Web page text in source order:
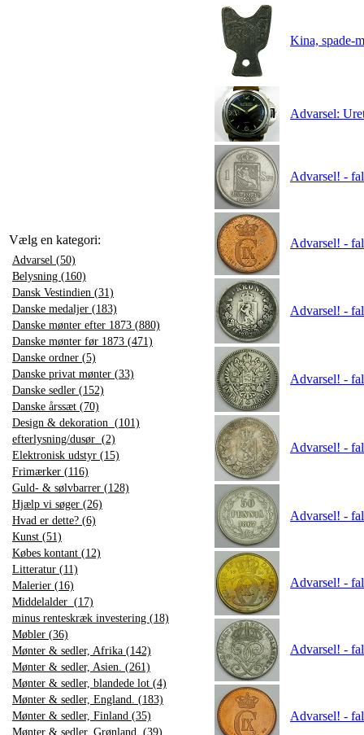
Vælg en kategori:
Advarsel (50)
Belysning (160)
Dansk Vestindien (31)
Danske medaljer (183)
Danske mønter efter 1873 (880)
Danske mønter før 1873 (471)
Danske ordner (5)
Danske privat mønter (33)
Danske sedler (152)
Danske årssæt (70)
Design & dekoration (101)
efterlysning/dusør (2)
Elektronisk udstyr (15)
Frimærker (116)
Guld- & sølvbarrer (128)
Hjælp vi søger (26)
Hvad er dette? (6)
Kunst (51)
Købes kontant (12)
Litteratur (11)
Malerier (16)
Middelalder (17)
minus renteskræk investering (18)
Møbler (36)
Mønter & sedler, Afrika (142)
Mønter & sedler, Asien. (261)
Mønter & sedler, blandede lot (4)
Mønter & sedler, England. (183)
Mønter & sedler, Finland (35)
Mønter & sedler, Grønland. (39)
Kina, spade-
Advarsel:
Advarsel! -
Advarsel! -
Advarsel! -
Advarsel! -
Advarsel! -
Advarsel! -
Advarsel! -
Advarsel! -
Advarsel! -